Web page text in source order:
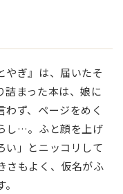
やぎ』は、届いたそ
詰まった本は、娘に
ず、ページをめく
し…。ふと顔を上げ
い」とニッコリして
さもよく、仮名がふ